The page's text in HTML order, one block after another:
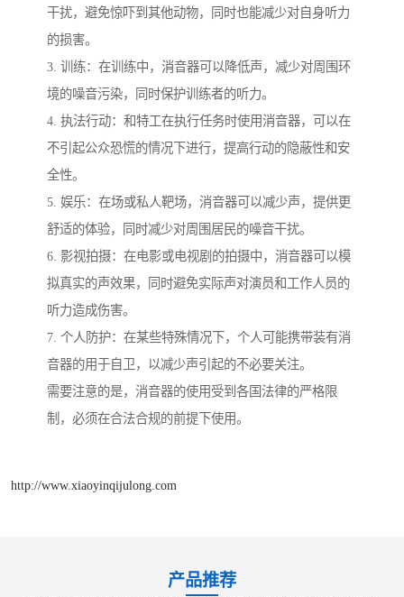
干扰，避免惊吓到其他动物，同时也能减少对自身听力
的损害。
3. 训练：在训练中，消音器可以降低声，减少对周围环
境的噪音污染，同时保护训练者的听力。
4. 执法行动：和特工在执行任务时使用消音器，可以在
不引起公众恐慌的情况下进行，提高行动的隐蔽性和安
全性。
5. 娱乐：在场或私人靶场，消音器可以减少声，提供更
舒适的体验，同时减少对周围居民的噪音干扰。
6. 影视拍摄：在电影或电视剧的拍摄中，消音器可以模
拟真实的声效果，同时避免实际声对演员和工作人员的
听力造成伤害。
7. 个人防护：在某些特殊情况下，个人可能携带装有消
音器的用于自卫，以减少声引起的不必要关注。
需要注意的是，消音器的使用受到各国法律的严格限
制，必须在合法合规的前提下使用。
http://www.xiaoyinqijulong.com
产品推荐